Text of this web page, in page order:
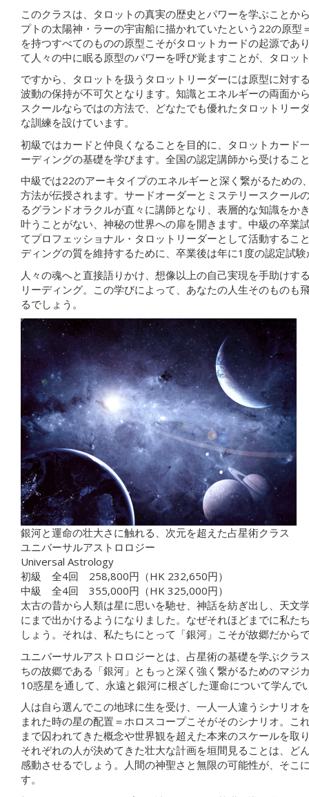
このクラスは、タロットの真実の歴史とパワーを学ぶことか
プトの太陽神・ラーの宇宙船に描かれていたという22の原型
を持つすべてのものの原型こそがタロットカードの起源であ
て人々の中に眠る原型のパワーを呼び覚ますことが、タロッ
ですから、タロットを扱うタロットリーダーには原型に対す
波動の保持が不可欠となります。知識とエネルギーの両面か
スクールならではの方法で、どなたでも優れたタロットリー
な訓練を設けています。
初級ではカードと仲良くなることを目的に、タロットカード
ーディングの基礎を学びます。全国の認定講師から受けるこ
中級では22のアーキタイプのエネルギーと深く繋がるための
方法が伝授されます。サードオーダーとミステリースクール
るグランドオラクルが直々に講師となり、表層的な知識をか
叶うことがない、神秘の世界への扉を開きます。中級の卒業
てプロフェッショナル・タロットリーダーとして活動するこ
ディングの質を維持するために、卒業後は年に1度の認定試
人々の魂へと直接語りかけ、想像以上の自己実現を手助けす
リーディング。この学びによって、あなたの人生そのものも
るでしょう。
銀河と運命の壮大さに触れる、次元を超えた占星術クラス
ユニバーサルアストロロジー
Universal Astrology
初級 全4回 258,800円（HK 232,650円）
中級 全4回 355,000円（HK 325,000円）
太古の昔から人類は星に思いを馳せ、神話を紡ぎ出し、天文
にまで出かけるようになりました。なぜそれほどまでに私た
しょう。それは、私たちにとって「銀河」こそが故郷だから
ユニバーサルアストロロジーとは、占星術の基礎を学ぶクラ
ちの故郷である「銀河」ともっと深く強く繋がるためのマジ
10惑星を通して、永遠と銀河に根ざした運命について学んで
人は自ら選んでこの地球に生を受け、一人一人違うシナリオ
まれた時の星の配置＝ホロスコープこそがそのシナリオ。こ
まで囚われてきた概念や世界観を超えた本来のスケールを取
それぞれの人が決めてきた壮大な計画を垣間見ることは、ど
感動させるでしょう。人間の神聖さと無限の可能性が、そこ
す。